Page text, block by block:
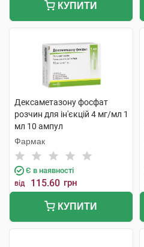
КУПИТИ
Дексаметазону фосфат
розчин для ін'єкцій 4 мг/мл 1
мл 10 ампул
Фармак
Є в наявності
від 115.60 грн
КУПИТИ